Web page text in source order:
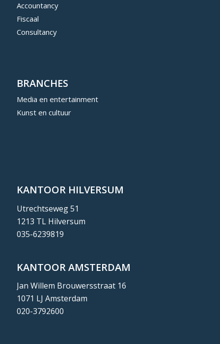
Accountancy
Fiscaal
Consultancy
BRANCHES
Media en entertainment
Kunst en cultuur
KANTOOR HILVERSUM
Utrechtseweg 51
1213 TL Hilversum
035-6239819
KANTOOR AMSTERDAM
Jan Willem Brouwersstraat 16
1071 LJ Amsterdam
020-3792600